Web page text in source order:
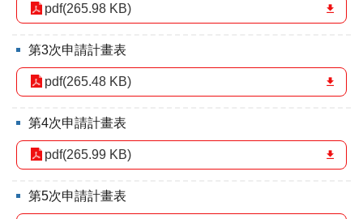
pdf(265.98 KB)
第3次申請計畫表
pdf(265.48 KB)
第4次申請計畫表
pdf(265.99 KB)
第5次申請計畫表